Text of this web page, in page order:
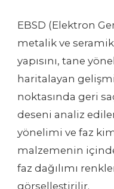
EBSD (Elektron
metalik ve
yapısını, tane
haritalayan
noktasında geri
deseni analiz
yönelimi ve faz
malzemenin
faz dağılımı
görselleştirilir.